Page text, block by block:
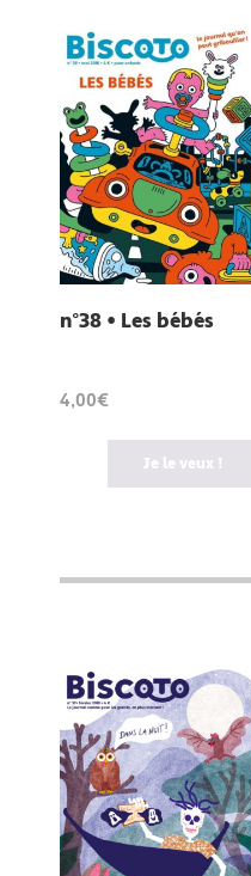
n°38 • Les bébés
4,00€
Je le veux !